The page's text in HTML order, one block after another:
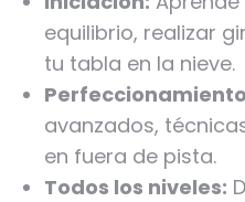
equilibrio, realizar
tu tabla en la nieve.
avanzados,
en fuera de pista.
Todos los niveles: